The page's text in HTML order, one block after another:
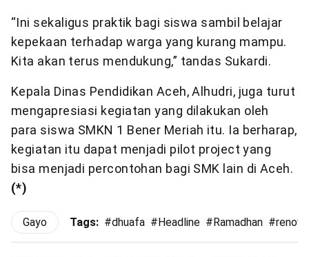
“Ini sekaligus praktik bagi siswa sambil belajar
kepekaan terhadap warga yang kurang mampu.
Kita akan terus mendukung,” tandas Sukardi.
Kepala Dinas Pendidikan Aceh, Alhudri, juga turut
mengapresiasi kegiatan yang dilakukan oleh
para siswa SMKN 1 Bener Meriah itu. Ia berharap,
kegiatan itu dapat menjadi pilot project yang
bisa menjadi percontohan bagi SMK lain di Aceh.
(*)
Gayo Tags: #dhuafa #Headline #Ramadhan #